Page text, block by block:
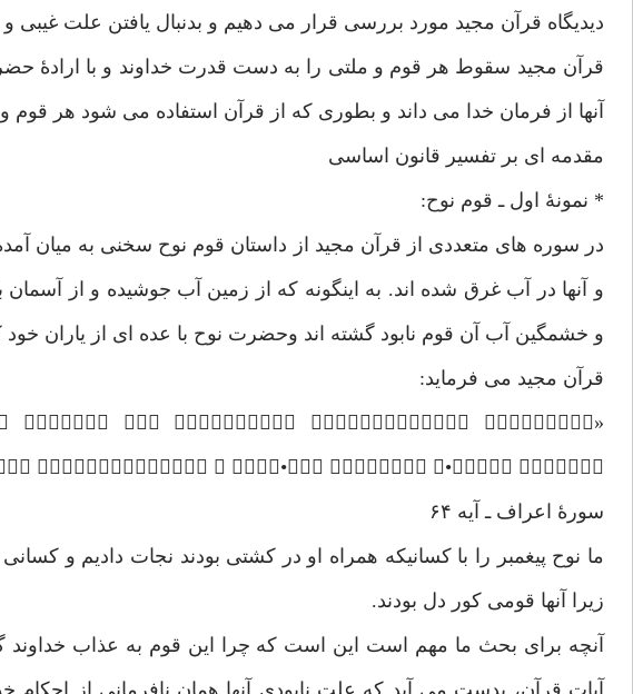
دیدیگاه قرآن مجید مورد بررسی قرار می دهیم و بدنبال یافتن علت غیبی
قرآن مجید سقوط هر قوم و ملتی را به دست قدرت خداوند و با ارادۀ
آنها از فرمان خدا می داند و بطوری که از قرآن استفاده می شود هر قوم
مقدمه ای بر تفسیر قانون اساسی
* نمونۀ اول ـ قوم نوح:
در سوره های متعددی از قرآن مجید از داستان قوم نوح سخنی به میان
و آنها در آب غرق شده اند. به اینگونه که از زمین آب جوشیده و از آسمان
و خشمگین آب آن قوم نابود گشته اند وحضرت نوح با عده ای از یاران خود
قرآن مجید می فرماید:
    
  •  •  » .
سورۀ اعراف ـ آیه ۶۴
ما نوح پیغمبر را با کسانیکه همراه او در کشتی بودند نجات دادیم و
زیرا آنها قومی کور دل بودند.
آنچه برای بحث ما مهم است این است که چرا این قوم به عذاب خداوند